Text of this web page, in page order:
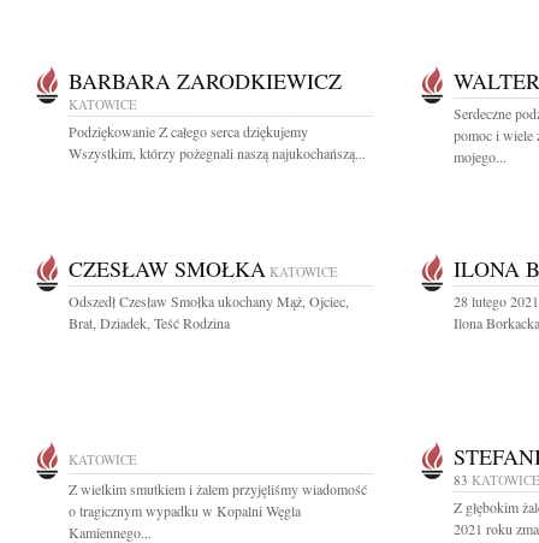
BARBARA ZARODKIEWICZ
KATOWICE
Podziękowanie Z całego serca dziękujemy
Wszystkim, którzy pożegnali naszą najukochańszą...
Serdeczne
pomoc i wiele
mojego...
CZESŁAW SMOŁKA KATOWICE
Odszedł Czesław Smołka ukochany Mąż, Ojciec,
Brat, Dziadek, Teść Rodzina
ILONA
28 lutego
Ilona
KATOWICE
Z wielkim smutkiem i żalem przyjęliśmy wiadomość
o tragicznym wypadku w Kopalni Węgla
Kamiennego...
83 KATOWICE
Z głębokim
2021 roku